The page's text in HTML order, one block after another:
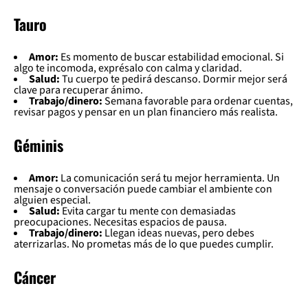
Tauro
Amor: Es momento de buscar estabilidad emocional. Si
algo te incomoda, exprésalo con calma y claridad.
Salud:Tu cuerpo te pedirá descanso. Dormir mejor será
clave para recuperar ánimo.
Trabajo/dinero:Semana favorable para ordenar cuentas,
revisar pagos y pensar en un plan financiero más realista.
Géminis
Amor: La comunicación será tu mejor herramienta. Un
mensaje o conversación puede cambiar el ambiente con
alguien especial.
Salud:Evita cargar tu mente con demasiadas
preocupaciones. Necesitas espacios de pausa.
Trabajo/dinero: Llegan ideas nuevas, pero debes
aterrizarlas. No prometas más de lo que puedes cumplir.
Cáncer